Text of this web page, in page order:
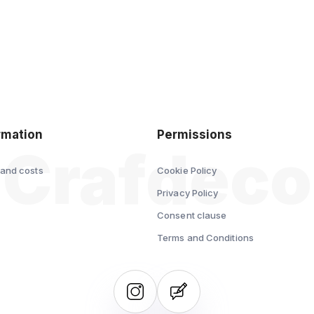
costs
Permissions
Cookie Policy
Privacy Policy
Consent clause
Terms and Conditions